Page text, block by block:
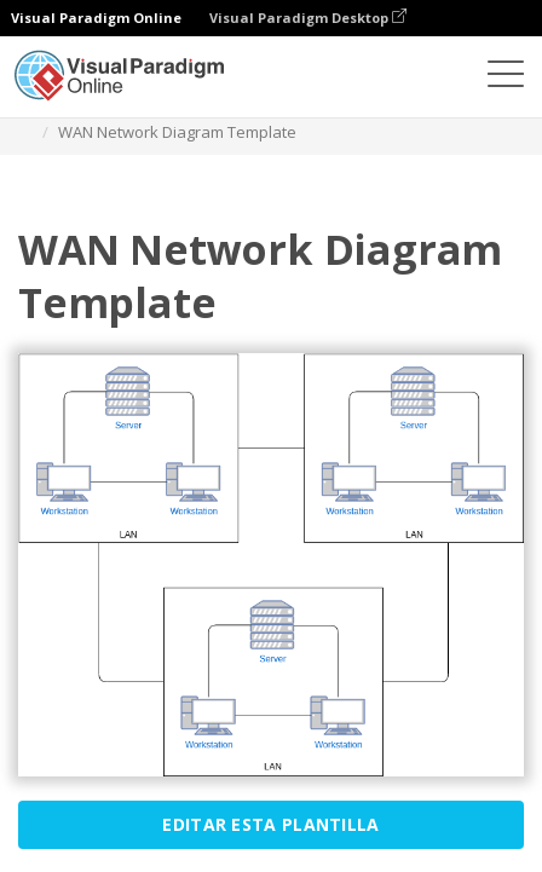
Visual Paradigm Online Visual Paradigm Desktop
WAN Network Diagram Template
WAN Network Diagram
Template
EDITAR ESTA PLANTILLA